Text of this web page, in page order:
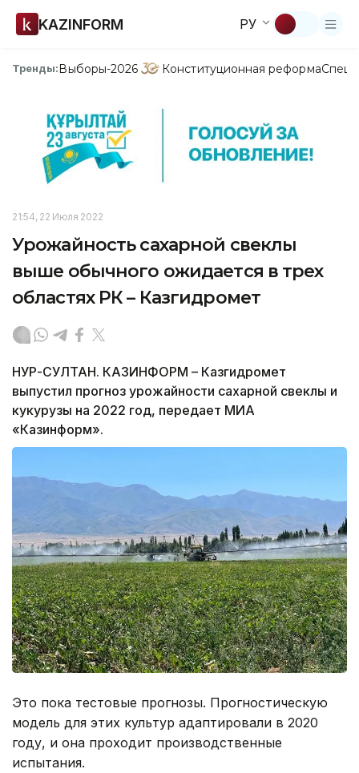
KAZINFORM РУ
Тренды:Выборы-2026 Конституционная реформа
21:54, 22 Июля 2022
Урожайность сахарной свеклы
выше обычного ожидается в трех
областях РК – Казгидромет
НУР-СУЛТАН. КАЗИНФОРМ – Казгидромет
выпустил прогноз урожайности сахарной свеклы и
кукурузы на 2022 год, передает МИА
«Казинформ».
Это пока тестовые прогнозы. Прогностическую
модель для этих культур адаптировали в 2020
году, и она проходит производственные
испытания.